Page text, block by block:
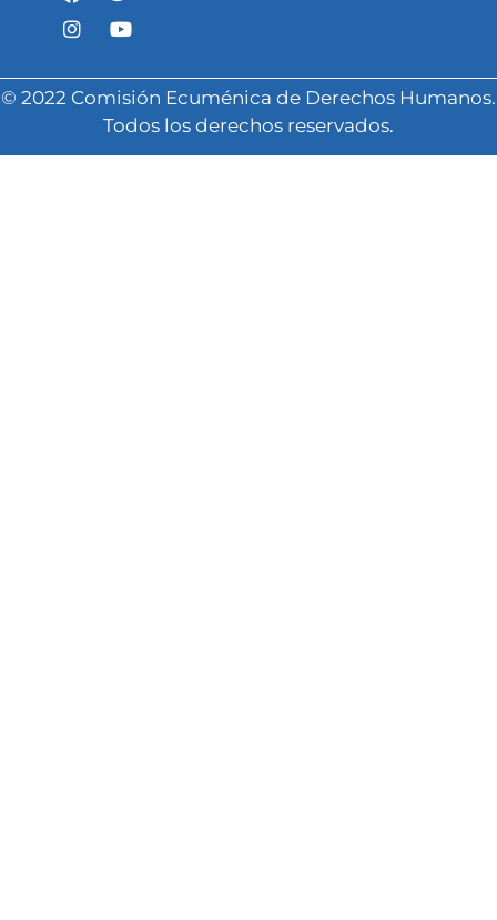
© 2022 Comisión Ecuménica de Derechos Humanos.
Todos los derechos reservados.